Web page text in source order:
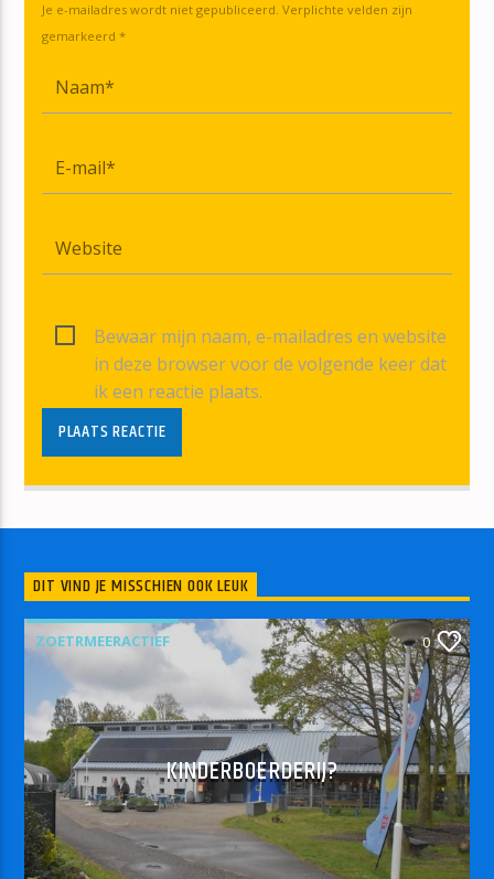
Je e-mailadres wordt niet gepubliceerd. Verplichte velden zijn
gemarkeerd *
Bewaar mijn naam, e-mailadres en website
in deze browser voor de volgende keer dat
ik een reactie plaats.
DIT VIND JE MISSCHIEN OOK LEUK
ZOETRMEERACTIEF 0
KINDERBOERDERIJ?